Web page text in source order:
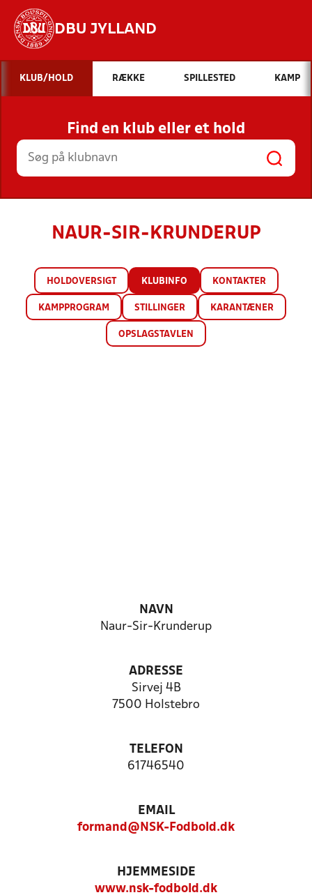
DBU JYLLAND
Hvad vil du søge efter?
INDHOLD OG NYHEDER
STILLINGER, RESULTATER, KLUBBER OG
HOLD
KLUB/HOLD RÆKKE SPILLESTED KAMP
Find en klub eller et hold
NAUR-SIR-KRUNDERUP
HOLDOVERSIGT KLUBINFO KONTAKTER
KAMPPROGRAM STILLINGER KARANTÆNER
OPSLAGSTAVLEN
NAVN
Naur-Sir-Krunderup
ADRESSE
Sirvej 4B
7500 Holstebro
TELEFON
61746540
EMAIL
formand@NSK-Fodbold.dk
HJEMMESIDE
www.nsk-fodbold.dk